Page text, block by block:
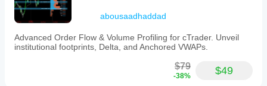
abousaadhaddad
Advanced Order Flow & Volume Profiling for cTrader. Unveil
institutional footprints, Delta, and Anchored VWAPs.
$79
-38% $49